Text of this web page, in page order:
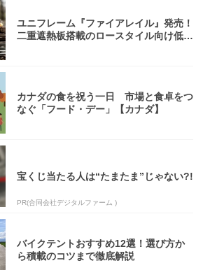
ユニフレーム『ファイアレイル』発売！
二重遮熱板搭載のロースタイル向け低型
カナダの食を祝う一日 市場と食卓をつ
なぐ「フード・デー」【カナダ】
宝くじ当たる人は“たまたま”じゃない?!
PR(合同会社デジタルファーム )
バイクテントおすすめ12選！選び方か
ら積載のコツまで徹底解説